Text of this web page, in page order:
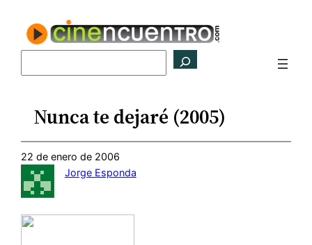
contenido
Nunca te dejaré (2005)
22 de enero de 2006
Jorge Esponda